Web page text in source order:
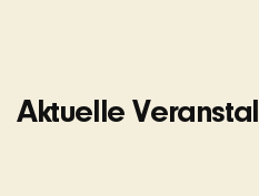
Aktuelle